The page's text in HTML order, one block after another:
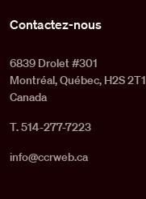
Contactez-nous
6839 Drolet #301
Montréal, Québec, H2S 2T1
Canada
T. 514-277-7223
info@ccrweb.ca